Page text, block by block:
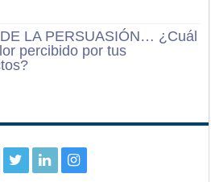
LA PERSUASIÓN… ¿Cuál
percibido por tus